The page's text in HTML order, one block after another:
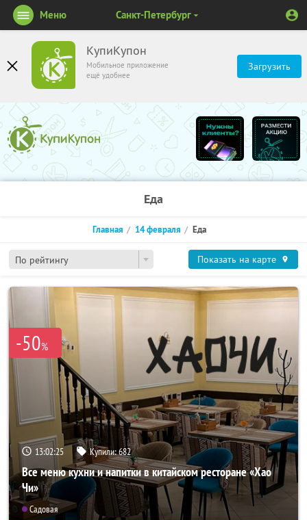
КупиКупон
Мобильное приложение
ещё удобнее
Загрузить
Меню Санкт-Петербург
Еда
По рейтингу
Главная 14 февраля Еда
Показать на карте
-50%
13:02:24 Купили:682
Все меню кухни и напитки в китайском ресторане «Хао
Чи»
Садовая